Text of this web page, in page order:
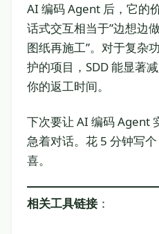
AI 编码 Agent 后，它的
话式交互相当于”边想边
图纸再施工”。对于复杂
护的项目，SDD 能显著
你的返工时间。
下次要让 AI 编码 Agent
急着对话。花 5 分钟写
喜。
相关工具链接 ：